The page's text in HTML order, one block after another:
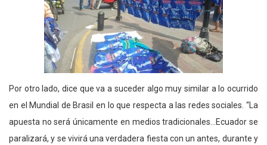
Por otro lado, dice que va a suceder algo muy similar a lo ocurrido
en el Mundial de Brasil en lo que respecta a las redes sociales. “La
apuesta no será únicamente en medios tradicionales…Ecuador se
paralizará, y se vivirá una verdadera fiesta con un antes, durante y